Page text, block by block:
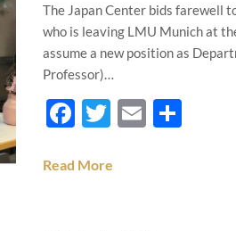
The Japan Center bids farewell
who is leaving LMU Munich at
assume a new position as
Professor)…
Facebook
Twitter
Email
Read More